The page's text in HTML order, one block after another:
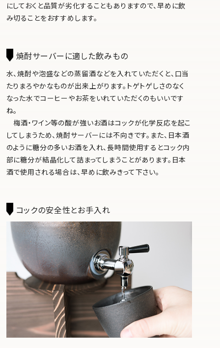
にしておくと品質が劣化することもありますので、早めに飲
み切ることをおすすめします。
焼酎サーバーに適した飲みもの
水、焼酎や泡盛などの蒸留酒などを入れていただくと、口当
たりまろやかなものが出来上がります。トゲトゲしさのなく
なった水でコーヒーやお茶をいれていただくのもいいです
ね。
梅酒・ワイン等の酸が強いお酒はコックが化学反応を起こ
してしまうため、焼酎サーバーには不向きです。また、日本酒
のように糖分の多いお酒を入れ、長時間使用するとコック内
部に糖分が結晶化して詰まってしまうことがあります。日本
酒で使用される場合は、早めに飲みきって下さい。
コックの安全性とお手入れ